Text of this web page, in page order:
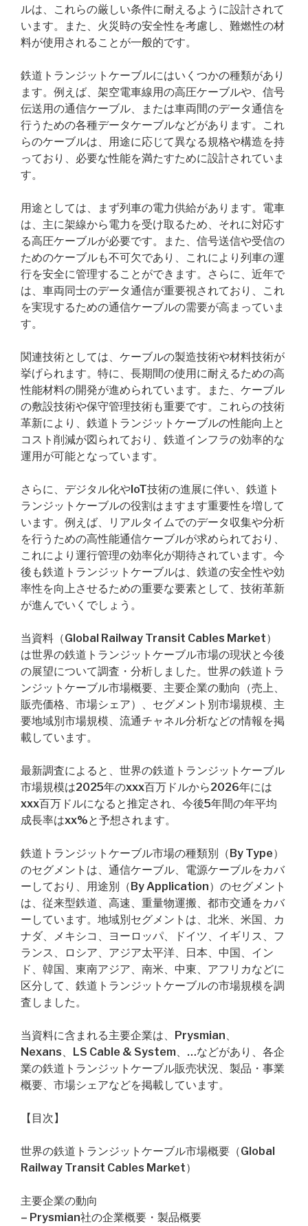
ルは、これらの厳しい条件に耐えるように設計されて
います。また、火災時の安全性を考慮し、難燃性の材
料が使用されることが一般的です。
鉄道トランジットケーブルにはいくつかの種類があり
ます。例えば、架空電車線用の高圧ケーブルや、信号
伝送用の通信ケーブル、または車両間のデータ通信を
行うための各種データケーブルなどがあります。これ
らのケーブルは、用途に応じて異なる規格や構造を持
っており、必要な性能を満たすために設計されていま
す。
用途としては、まず列車の電力供給があります。電車
は、主に架線から電力を受け取るため、それに対応す
る高圧ケーブルが必要です。また、信号送信や受信の
ためのケーブルも不可欠であり、これにより列車の運
行を安全に管理することができます。さらに、近年で
は、車両同士のデータ通信が重要視されており、これ
を実現するための通信ケーブルの需要が高まっていま
す。
関連技術としては、ケーブルの製造技術や材料技術が
挙げられます。特に、長期間の使用に耐えるための高
性能材料の開発が進められています。また、ケーブル
の敷設技術や保守管理技術も重要です。これらの技術
革新により、鉄道トランジットケーブルの性能向上と
コスト削減が図られており、鉄道インフラの効率的な
運用が可能となっています。
さらに、デジタル化やIoT技術の進展に伴い、鉄道ト
ランジットケーブルの役割はますます重要性を増して
います。例えば、リアルタイムでのデータ収集や分析
を行うための高性能通信ケーブルが求められており、
これにより運行管理の効率化が期待されています。今
後も鉄道トランジットケーブルは、鉄道の安全性や効
率性を向上させるための重要な要素として、技術革新
が進んでいくでしょう。
当資料（Global Railway Transit Cables Market）
は世界の鉄道トランジットケーブル市場の現状と今後
の展望について調査・分析しました。世界の鉄道トラ
ンジットケーブル市場概要、主要企業の動向（売上、
販売価格、市場シェア）、セグメント別市場規模、主
要地域別市場規模、流通チャネル分析などの情報を掲
載しています。
最新調査によると、世界の鉄道トランジットケーブル
市場規模は2025年のxxx百万ドルから2026年には
xxx百万ドルになると推定され、今後5年間の年平均
成長率はxx%と予想されます。
鉄道トランジットケーブル市場の種類別（By Type）
のセグメントは、通信ケーブル、電源ケーブルをカバ
ーしており、用途別（By Application）のセグメント
は、従来型鉄道、高速、重量物運搬、都市交通をカバ
ーしています。地域別セグメントは、北米、米国、カ
ナダ、メキシコ、ヨーロッパ、ドイツ、イギリス、フ
ランス、ロシア、アジア太平洋、日本、中国、イン
ド、韓国、東南アジア、南米、中東、アフリカなどに
区分して、鉄道トランジットケーブルの市場規模を調
査しました。
当資料に含まれる主要企業は、Prysmian、
Nexans、LS Cable & System、…などがあり、各企
業の鉄道トランジットケーブル販売状況、製品・事業
概要、市場シェアなどを掲載しています。
【目次】
世界の鉄道トランジットケーブル市場概要（Global
Railway Transit Cables Market）
主要企業の動向
– Prysmian社の企業概要・製品概要